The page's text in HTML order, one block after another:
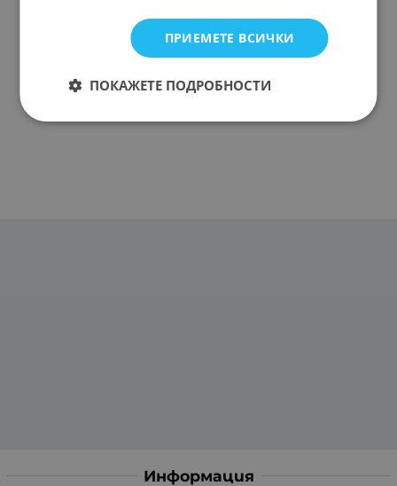
Информация
ПРИЕМЕТЕ ВСИЧКИ
ПОКАЖЕТЕ ПОДРОБНОСТИ